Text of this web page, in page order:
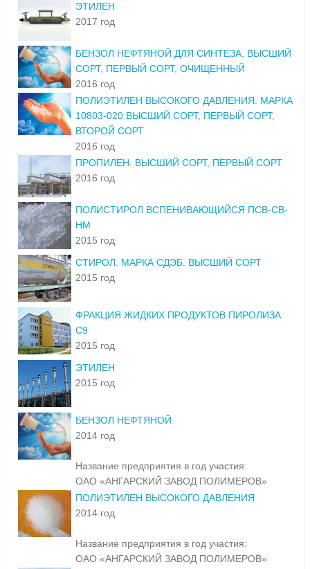
ЭТИЛЕН
2017 год
БЕНЗОЛ НЕФТЯНОЙ ДЛЯ СИНТЕЗА. ВЫСШИЙ
СОРТ, ПЕРВЫЙ СОРТ, ОЧИЩЕННЫЙ
2016 год
ПОЛИЭТИЛЕН ВЫСОКОГО ДАВЛЕНИЯ. МАРКА
10803-020 ВЫСШИЙ СОРТ, ПЕРВЫЙ СОРТ,
ВТОРОЙ СОРТ
2016 год
ПРОПИЛЕН. ВЫСШИЙ СОРТ, ПЕРВЫЙ СОРТ
2016 год
ПОЛИСТИРОЛ ВСПЕНИВАЮЩИЙСЯ ПСВ-СВ-
НМ
2015 год
СТИРОЛ. МАРКА СДЭБ. ВЫСШИЙ СОРТ
2015 год
ФРАКЦИЯ ЖИДКИХ ПРОДУКТОВ ПИРОЛИЗА
С9
2015 год
ЭТИЛЕН
2015 год
БЕНЗОЛ НЕФТЯНОЙ
2014 год
Название предприятия в год участия:
ОАО «АНГАРСКИЙ ЗАВОД ПОЛИМЕРОВ»
ПОЛИЭТИЛЕН ВЫСОКОГО ДАВЛЕНИЯ
2014 год
Название предприятия в год участия:
ОАО «АНГАРСКИЙ ЗАВОД ПОЛИМЕРОВ»